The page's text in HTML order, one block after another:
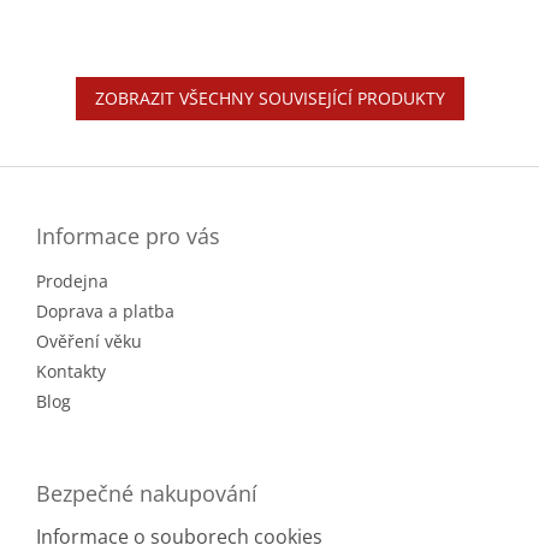
ZOBRAZIT VŠECHNY SOUVISEJÍCÍ PRODUKTY
Informace pro vás
Prodejna
Doprava a platba
Ověření věku
Kontakty
Blog
Bezpečné nakupování
Informace o souborech cookies